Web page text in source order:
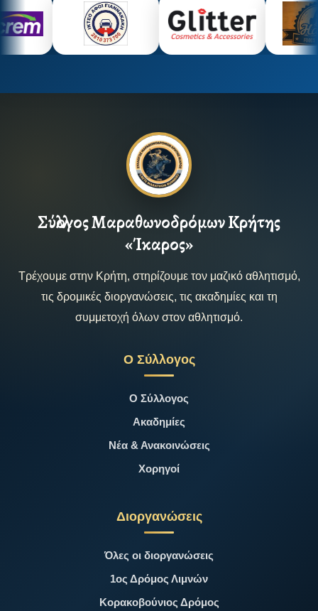
Σύλλογος Μαραθωνοδρόμων Κρήτης
«Ίκαρος»
Τρέχουμε στην Κρήτη, στηρίζουμε τον μαζικό αθλητισμό,
τις δρομικές διοργανώσεις, τις ακαδημίες και τη
συμμετοχή όλων στον αθλητισμό.
Ο Σύλλογος
Ο Σύλλογος
Ακαδημίες
Νέα & Ανακοινώσεις
Χορηγοί
Διοργανώσεις
Όλες οι διοργανώσεις
1ος Δρόμος Λιμνών
Κορακοβούνιος Δρόμος